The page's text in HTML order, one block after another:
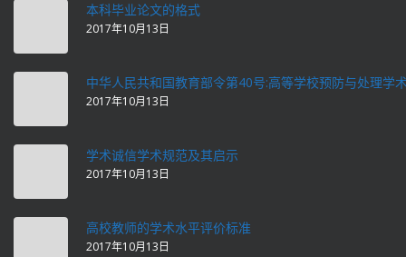
本科毕业论文的格式
2017年10月13日
中华人民共和国教育部令第40号:高等学校预防与处理学
2017年10月13日
学术诚信学术规范及其启示
2017年10月13日
高校教师的学术水平评价标准
2017年10月13日